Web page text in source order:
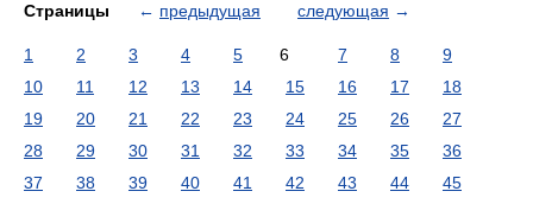
Страницы ← предыдущая следующая →
1 2 3 4 5 6 7 8
9
10
11 12 13 14 15 16 17
18
19
20 21 22 23 24 25 26
27
28
29 30 31 32 33 34 35
36
37
38 39 40 41 42 43 44
45